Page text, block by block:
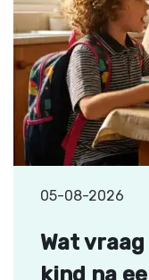
05-08-2026
Wat
kind na